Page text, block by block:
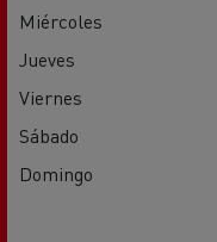
Miércoles
Jueves
Viernes
Sábado
Domingo